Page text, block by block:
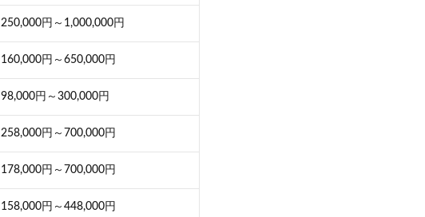
250,000円～1,000,000円
160,000円～650,000円
98,000円～300,000円
258,000円～700,000円
178,000円～700,000円
158,000円～448,000円